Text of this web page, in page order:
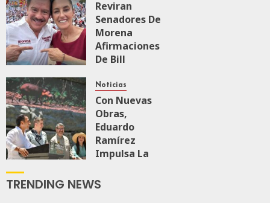
Reviran
Senadores De
Morena
Afirmaciones
De Bill
Rechazan
Intervencionismo
AGOSTO 8, 2026
0
62
Noticias
Con Nuevas
Obras,
Eduardo
Ramírez
Impulsa La
Integral Del
TRENDING NEWS